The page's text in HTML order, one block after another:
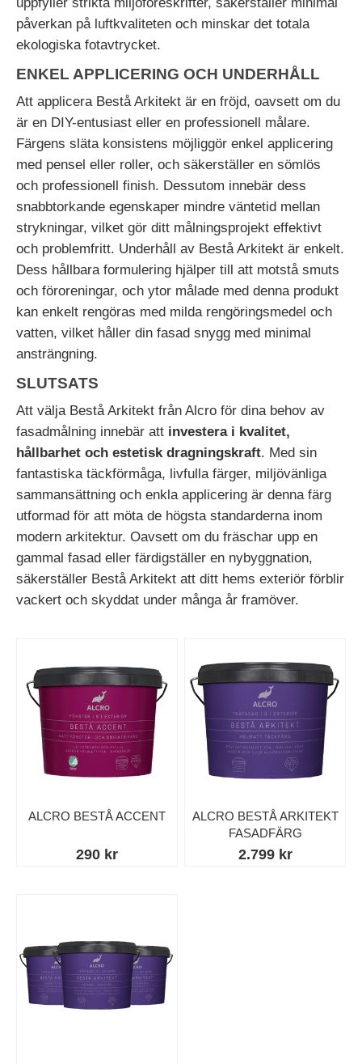
uppfyller strikta miljöföreskrifter, säkerställer minimal
påverkan på luftkvaliteten och minskar det totala
ekologiska fotavtrycket.
ENKEL APPLICERING OCH UNDERHÅLL
Att applicera Bestå Arkitekt är en fröjd, oavsett om du
är en DIY-entusiast eller en professionell målare.
Färgens släta konsistens möjliggör enkel applicering
med pensel eller roller, och säkerställer en sömlös
och professionell finish. Dessutom innebär dess
snabbtorkande egenskaper mindre väntetid mellan
strykningar, vilket gör ditt målningsprojekt effektivt
och problemfritt. Underhåll av Bestå Arkitekt är enkelt.
Dess hållbara formulering hjälper till att motstå smuts
och föroreningar, och ytor målade med denna produkt
kan enkelt rengöras med milda rengöringsmedel och
vatten, vilket håller din fasad snygg med minimal
ansträngning.
SLUTSATS
Att välja Bestå Arkitekt från Alcro för dina behov av
fasadmålning innebär att investera i kvalitet,
hållbarhet och estetisk dragningskraft. Med sin
fantastiska täckförmåga, livfulla färger, miljövänliga
sammansättning och enkla applicering är denna färg
utformad för att möta de högsta standarderna inom
modern arkitektur. Oavsett om du fräschar upp en
gammal fasad eller färdigställer en nybyggnation,
säkerställer Bestå Arkitekt att ditt hems exteriör förblir
vackert och skyddat under många år framöver.
ALCRO BESTÅ ACCENT
290 kr
ALCRO BESTÅ ARKITEKT
FASADFÄRG
2.799 kr